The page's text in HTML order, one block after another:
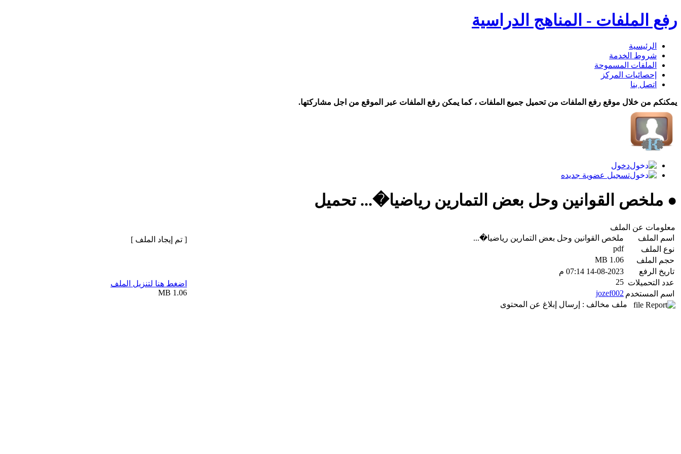
رفع الملفات - المناهج الدراسية
الرئيسية
شروط الخدمة
الملفات المسموحة
إحصائيات المركز
اتصل بنا
يمكنكم من خلال موقع رفع الملفات من تحميل جميع الملفات ، كما يمكن رفع الملفات عبر الموقع من اجل مشاركتها.
دخول
تسجيل عضوية جديده
● ملخص القوانين وحل بعض التمارين رياضيا�... تحميل
معلومات عن الملف
اسم الملف
ملخص القوانين وحل بعض التمارين رياضيا�...
نوع الملف
pdf
حجم الملف
1.06 MB
تاريخ الرفع
14-08-2023 07:14 م
عدد التحميلات 25
اسم المستخدم jozef002
ملف مخالف : إرسال إبلاغ عن المحتوى
[ تم إيجاد الملف ]
اضغط هنا لتنزيل الملف
1.06 MB